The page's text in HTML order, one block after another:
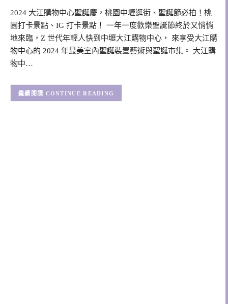
2024 大江購物中心聖誕慶，桃園中壢逛街、聖誕節必拍！桃
園打卡景點、IG 打卡景點！ 一年一度歡樂聖誕節終於又悄悄
地來臨，Z 世代年輕人快到中壢大江購物中心， 來享受大江購
物中心的 2024 年最美室內聖誕裝置藝術與聖誕市集。 大江購
物中…
CONTINUE READING